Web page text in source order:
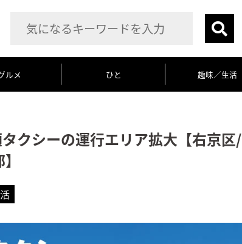
ルメ ひと 趣味／生活
クシーの運行エリア拡大【右京区/